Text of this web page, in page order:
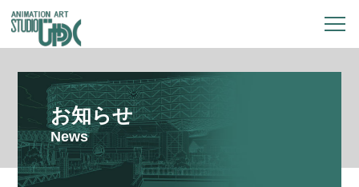
お知らせ
News